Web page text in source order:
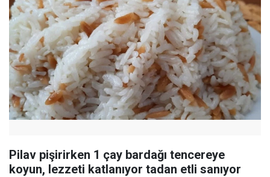
Pilav pişirirken 1 çay bardağı tencereye
koyun, lezzeti katlanıyor tadan etli sanıyor